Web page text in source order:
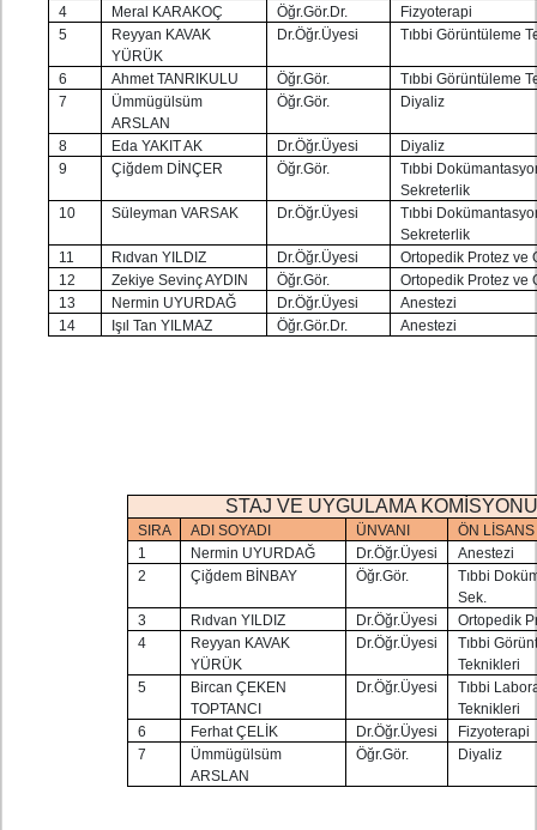
4
Meral KARAKOÇ Öğr.Gör.Dr.
Fizyoterapi
5
Reyyan KAVAK
YÜRÜK
Dr.Öğr.Üyesi Tıbbi Görüntüleme
6 Ahmet TANRIKULU Öğr.Gör.
Tıbbi Görüntüleme
7
Ümmügülsüm
ARSLAN
Öğr.Gör. Diyaliz
8 Eda YAKIT AK Dr.Öğr.Üyesi
Diyaliz
9
Çiğdem DİNÇER Öğr.Gör.
Tıbbi
Sekreterlik
10
Süleyman VARSAK Dr.Öğr.Üyesi
Tıbbi
Sekreterlik
11
Rıdvan YILDIZ Dr.Öğr.Üyesi
Ortopedik Protez ve
12
Zekiye Sevinç AYDIN Öğr.Gör.
Ortopedik Protez ve
13
Nermin UYURDAĞ Dr.Öğr.Üyesi
Anestezi
14
Işıl Tan YILMAZ Öğr.Gör.Dr. Anestezi
STAJ VE UYGULAMA
SIRA ADI SOYADI ÜNVANI
ÖN
1
Nermin UYURDAĞ Dr.Öğr.Üyesi
Anestezi
2
Çiğdem BİNBAY Öğr.Gör.
Tıbbi
Sek.
3
Rıdvan YILDIZ Dr.Öğr.Üyesi
Ortopedik
4
Reyyan KAVAK
YÜRÜK
Dr.Öğr.Üyesi
Tıbbi
Teknikleri
5
Bircan ÇEKEN
TOPTANCI
Dr.Öğr.Üyesi
Tıbbi
Teknikleri
6
Ferhat ÇELİK Dr.Öğr.Üyesi
Fizyoterapi
7
Ümmügülsüm
ARSLAN
Öğr.Gör. Diyaliz